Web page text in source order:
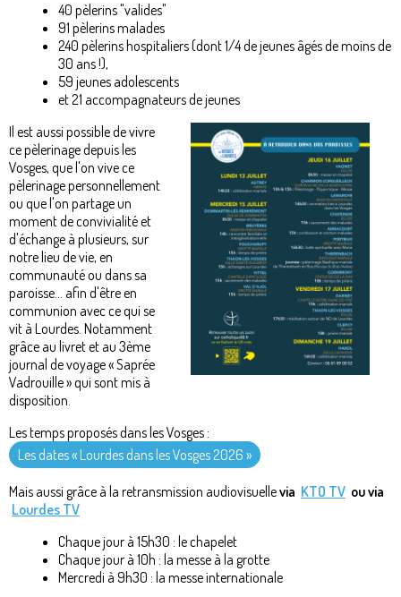
40 pèlerins "valides"
91 pèlerins malades
240 pèlerins hospitaliers (dont 1/4 de jeunes âgés de moins de
30 ans !),
59 jeunes adolescents
et 21 accompagnateurs de jeunes
Il est aussi possible de vivre
ce pèlerinage depuis les
Vosges, que l'on vive ce
pèlerinage personnellement
ou que l'on partage un
moment de convivialité et
d'échange à plusieurs, sur
notre lieu de vie, en
communauté ou dans sa
paroisse... afin d'être en
communion avec ce qui se
vit à Lourdes. Notamment
grâce au livret et au 3ème
journal de voyage « Saprée
Vadrouille » qui sont mis à
disposition.
Les temps proposés dans les Vosges :
Les dates « Lourdes dans les Vosges 2026 »
Mais aussi grâce à la retransmission audiovisuellevia KTO TV ou via
Lourdes TV
Chaque jour à 15h30 : le chapelet
Chaque jour à 10h : la messe à la grotte
Mercredi à 9h30 : la messe internationale